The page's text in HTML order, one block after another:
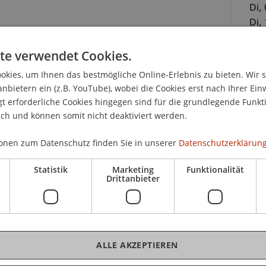
in einer sehr praxisorientierten
Excel. Ein besonderer
die häufig im Alltag benötigt werden.
wie z.B. bedingte Formatierung vermittelt,
erstellen können.
von Formeln, werden Sie lernen
Matrixformeln sind und wo sie angewendet
um Ihre Tabellenblätter interaktiver zu
Kurs die Grundlagen in der Daten Analyse mit
Di,
Di,
2/
verwendet Cookies.
um Ihnen das bestmögliche Online-Erlebnis zu bieten. Wir
ein (z.B. YouTube), wobei die Cookies erst nach Ihrer
erforderliche Cookies hingegen sind für die grundlegende
und können somit nicht deaktiviert werden.
zum Datenschutz finden Sie in unserer
Statistik Marketing
Drittanbieter
Funktionalität
ALLE AKZEPTIEREN